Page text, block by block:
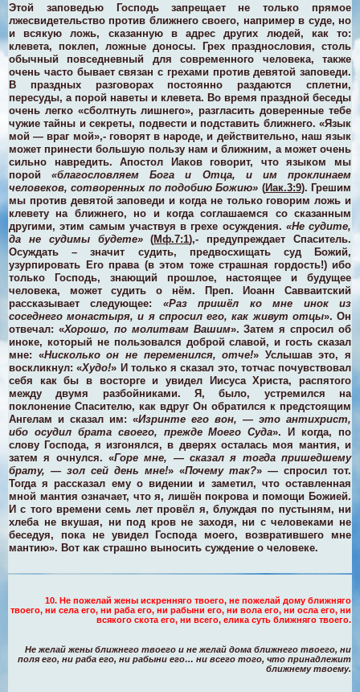
Этой заповедью Господь запрещает не только прямое
лжесвидетельство против ближнего своего, например в суде, но
и всякую ложь, сказанную в адрес других людей, как то:
клевета, поклеп, ложные доносы. Грех празднословия, столь
обычный повседневный для современного человека, также
очень часто бывает связан с грехами против девятой заповеди.
В праздных разговорах постоянно раздаются сплетни,
пересуды, а порой наветы и клевета. Во время праздной беседы
очень легко «сболтнуть лишнего», разгласить доверенные тебе
чужие тайны и секреты, подвести и подставить ближнего. «Язык
мой — враг мой»,- говорят в народе, и действительно, наш язык
может принести большую пользу нам и ближним, а может очень
сильно навредить. Апостол Иаков говорит, что языком мы
порой«благословляем Бога и Отца, и им проклинаем
человеков, сотворенных по подобию Божию» (Иак.3:9). Грешим
мы против девятой заповеди и когда не только говорим ложь и
клевету на ближнего, но и когда соглашаемся со сказанным
другими, этим самым участвуя в грехе осуждения. «Не судите,
да не судимы будете»(Мф.7:1),- предупреждает Спаситель.
Осуждать – значит судить, предвосхищать суд Божий,
узурпировать Его права (в этом тоже страшная гордость!) ибо
только Господь, знающий прошлое, настоящее и будущее
человека, может судить о нём. Преп. Иоанн Савваитский
рассказывает следующее: «Раз пришёл ко мне инок из
соседнего монастыря, и я спросил его, как живут отцы». Он
отвечал: «Хорошо, по молитвам Вашим». Затем я спросил об
иноке, который не пользовался доброй славой, и гость сказал
мне: «Нисколько он не переменился, отче!» Услышав это, я
воскликнул: «Худо!» И только я сказал это, тотчас почувствовал
себя как бы в восторге и увидел Иисуса Христа, распятого
между двумя разбойниками. Я, было, устремился на
поклонение Спасителю, как вдруг Он обратился к предстоящим
Ангелам и сказал им: «Изринте его вон, — это антихрист,
ибо осудил брата своего, прежде Моего Суда». И когда, по
слову Господа, я изгонялся, в дверях осталась моя мантия, и
затем я очнулся. «Горе мне, — сказал я тогда пришедшему
брату, — зол сей день мне!» «Почему так?» — спросил тот.
Тогда я рассказал ему о видении и заметил, что оставленная
мной мантия означает, что я, лишён покрова и помощи Божией.
И с того времени семь лет провёл я, блуждая по пустыням, ни
хлеба не вкушая, ни под кров не заходя, ни с человеками не
беседуя, пока не увидел Господа моего, возвратившего мне
мантию». Вот как страшно выносить суждение о человеке.
10. Не пожелай жены искренняго твоего, не пожелай дому ближняго
твоего, ни села его, ни раба его, ни рабыни его, ни вола его, ни осла его, ни
всякого скота его, ни всего, елика суть ближняго твоего.
Не желай жены ближнего твоего и не желай дома ближнего твоего, ни
поля его, ни раба его, ни рабыни его… ни всего того, что принадлежит
ближнему твоему.